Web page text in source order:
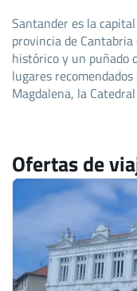
Santander es la
provincia de
histórico y un puñado
lugares
Magdalena, la
Ofertas de